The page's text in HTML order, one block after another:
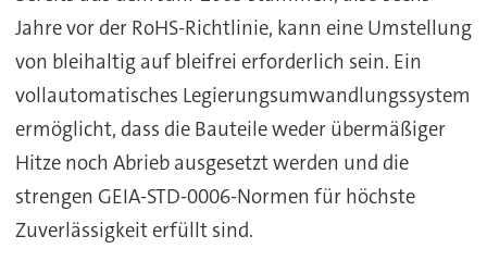
Jahre vor der RoHS-Richtlinie, kann eine Umstellung
von bleihaltig auf bleifrei erforderlich sein. Ein
vollautomatisches Legierungsumwandlungssystem
ermöglicht, dass die Bauteile weder übermäßiger
Hitze noch Abrieb ausgesetzt werden und die
strengen GEIA-STD-0006-Normen für höchste
Zuverlässigkeit erfüllt sind.